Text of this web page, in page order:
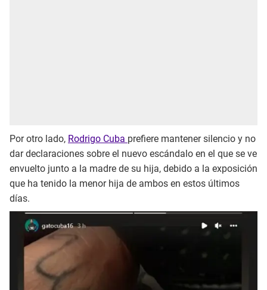
Por otro lado, Rodrigo Cuba prefiere mantener silencio y no
dar declaraciones sobre el nuevo escándalo en el que se ve
envuelto junto a la madre de su hija, debido a la exposición
que ha tenido la menor hija de ambos en estos últimos
días.